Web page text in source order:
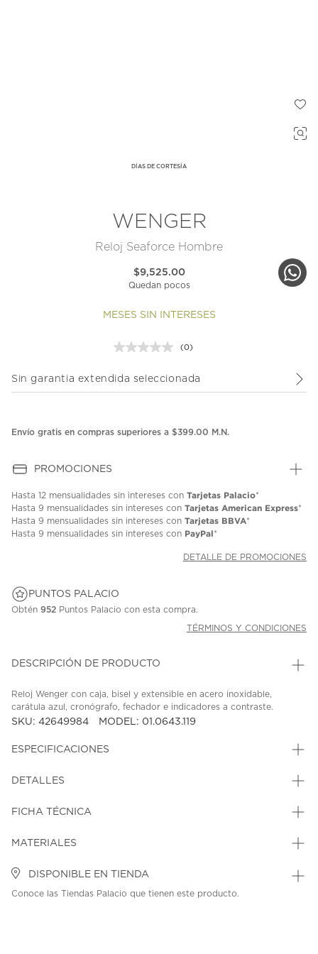
DÍAS DE CORTESÍA
WENGER
Reloj Seaforce Hombre
$9,525.00
Quedan pocos
MESES SIN INTERESES
Sin
Enlace
(0)
Sin garantia extendida seleccionada
Envío gratis en compras superiores a $399.00 M.N.
PROMOCIONES
Hasta 12 mensualidades sin intereses con Tarjetas Palacio*
Hasta 9 mensualidades sin intereses con Tarjetas American Express*
Hasta 9 mensualidades sin intereses con Tarjetas BBVA*
Hasta 9 mensualidades sin intereses con PayPal*
DETALLE DE PROMOCIONES
PUNTOS PALACIO
Obtén 952 Puntos Palacio con esta compra.
TÉRMINOS Y CONDICIONES
DESCRIPCIÓN DE PRODUCTO
Reloj Wenger con caja, bisel y extensible en acero inoxidable,
carátula azul, cronógrafo, fechador e indicadores a contraste.
SKU: 42649984 MODEL: 01.0643.119
ESPECIFICACIONES
DETALLES
FICHA TÉCNICA
MATERIALES
DISPONIBLE EN TIENDA
Conoce las Tiendas Palacio que tienen este producto.